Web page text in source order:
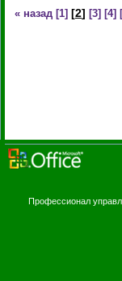
« назад [1] [2] [3] [4]
Профессионал